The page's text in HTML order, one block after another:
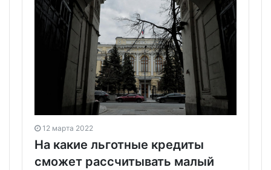
12 марта 2022
На какие льготные кредиты
сможет рассчитывать малый